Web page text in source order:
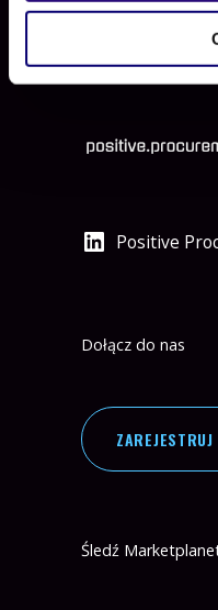
Positive
Dołącz do nas
Śledź